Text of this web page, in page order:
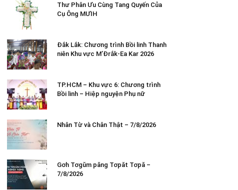
Thư Phân Ưu Cùng Tang Quyến Của
Cụ Ông MƯIH
Đắk Lắk: Chương trình Bồi linh Thanh
niên Khu vực M’Đrắk-Ea Kar 2026
TP.HCM – Khu vực 6: Chương trình
Bồi linh – Hiệp nguyện Phụ nữ
Nhân Từ và Chân Thật – 7/8/2026
Gơh Tơgŭm păng Tơpăt Tơpă –
7/8/2026